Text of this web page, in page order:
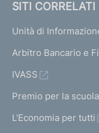
SITI CORRELATI
Unità di
Arbitro Bancario e
IVASS
Premio per la
L'Economia per tutti